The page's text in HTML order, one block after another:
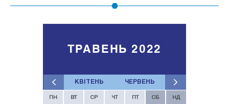
КВІТЕНЬ ЧЕРВЕНЬ
ТРАВЕНЬ 2022
ПН ВТ СР ЧТ ПТ СБ НД